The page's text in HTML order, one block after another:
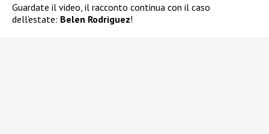
Guardate il video, il racconto continua con il caso
dell’estate: Belen Rodriguez!